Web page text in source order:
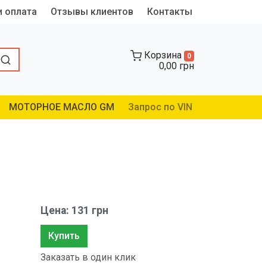
оплата Отзывы клиентов Контакты
Корзина 0
0,00 грн
МОТОРНОЕ МАСЛО GM Запрос по VIN
Цена: 131 грн
Купить
Заказать в один клик